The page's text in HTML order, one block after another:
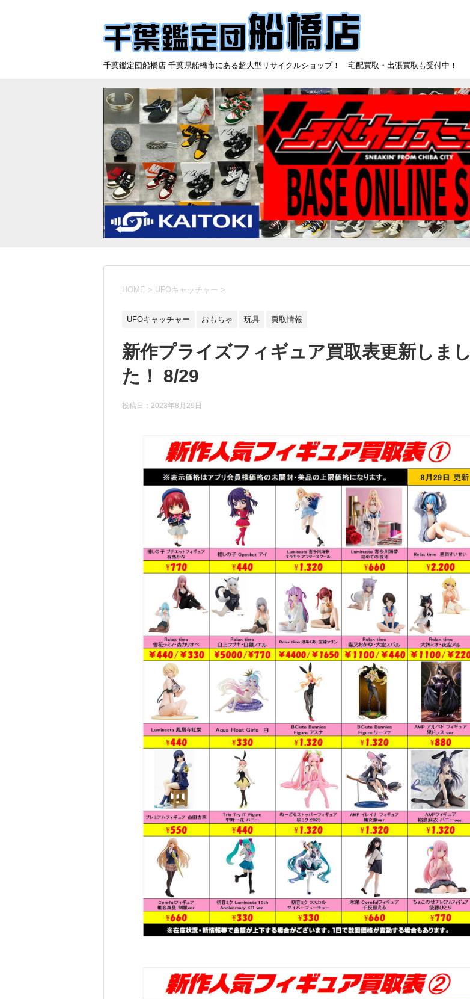
千葉鑑定団船橋店 千葉県船橋市にある超大型リサイクルショップ！ 宅配買取・出張買取も受付中！
HOME > UFOキャッチャー >
UFOキャッチャー おもちゃ 玩具 買取情報
新作プライズフィギュア買取表更新しまし
た！ 8/29
投稿日： 2023年8月29日